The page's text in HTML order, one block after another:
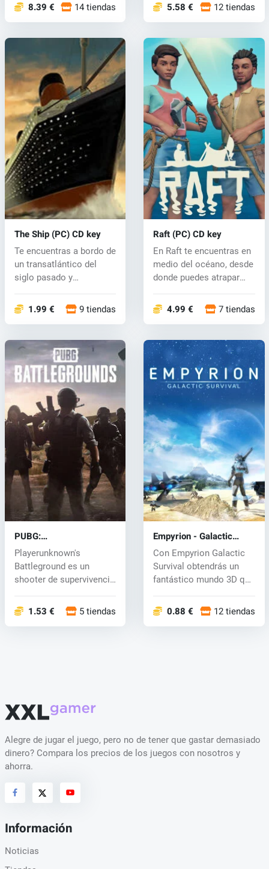
8.39 € 14 tiendas 5.58 € 12 tiendas
The Ship (PC) CD key
Te encuentras a bordo de
un transatlántico del
siglo pasado y
1.99 € 9 tiendas
Raft (PC) CD key
En Raft te encuentras en
medio del océano, desde
donde puedes atrapar
4.99 € 7 tiendas
PUBG:
BATTLEGROUNDS (PC)
key
Playerunknown's
Battleground es un
shooter de supervivencia
1.53 € 5 tiendas
Empyrion - Galactic
Survival (PC) CD key
Con Empyrion Galactic
Survival obtendrás un
fantástico mundo 3D que
0.88 € 12 tiendas
Alegre de jugar el juego, pero no de tener que gastar demasiado
dinero? Compara los precios de los juegos con nosotros y
ahorra.
Información
Noticias